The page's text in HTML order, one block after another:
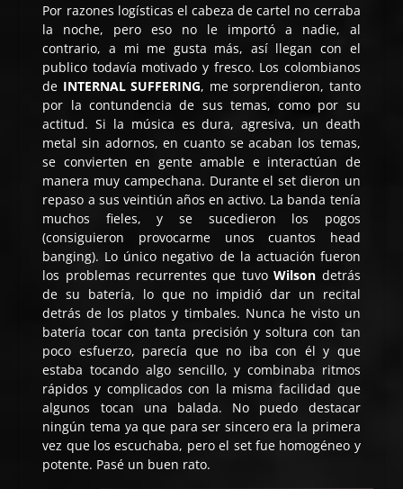
Por razones logísticas el cabeza de cartel no cerraba
la noche, pero eso no le importó a nadie, al
contrario, a mi me gusta más, así llegan con el
publico todavía motivado y fresco. Los colombianos
de INTERNAL SUFFERING, me sorprendieron, tanto
por la contundencia de sus temas, como por su
actitud. Si la música es dura, agresiva, un death
metal sin adornos, en cuanto se acaban los temas,
se convierten en gente amable e interactúan de
manera muy campechana. Durante el set dieron un
repaso a sus veintiún años en activo. La banda tenía
muchos fieles, y se sucedieron los pogos
(consiguieron provocarme unos cuantos head
banging). Lo único negativo de la actuación fueron
los problemas recurrentes que tuvoWilson detrás
de su batería, lo que no impidió dar un recital
detrás de los platos y timbales. Nunca he visto un
batería tocar con tanta precisión y soltura con tan
poco esfuerzo, parecía que no iba con él y que
estaba tocando algo sencillo, y combinaba ritmos
rápidos y complicados con la misma facilidad que
algunos tocan una balada. No puedo destacar
ningún tema ya que para ser sincero era la primera
vez que los escuchaba, pero el set fue homogéneo y
potente. Pasé un buen rato.